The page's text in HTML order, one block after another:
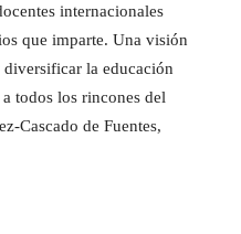
internacionales
que imparte. Una visión
diversificar la educación
todos los rincones del
Cascado de Fuentes,